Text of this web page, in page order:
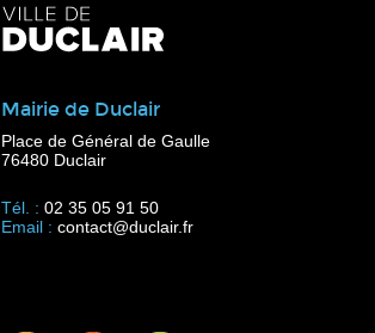
Mairie de Duclair
Place de Général de Gaulle
76480 Duclair
Tél. : 02 35 05 91 50
Email : contact@duclair.fr